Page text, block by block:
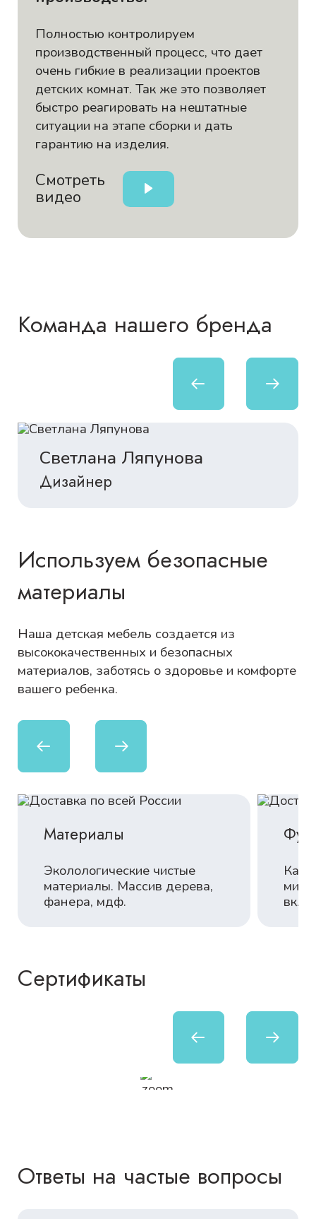
Полностью контролируем
производственный процесс, что дает
очень гибкие в реализации проектов
детских комнат. Так же это позволяет
быстро реагировать на нештатные
ситуации на этапе сборки и дать
гарантию на изделия.
Смотреть
видео
Команда нашего бренда
Светлана Ляпунова
Дизайнер
Используем безопасные
материалы
Наша детская мебель создается из
высококачественных и безопасных
материалов, заботясь о здоровье и комфорте
вашего ребенка.
Материалы
Эколологические чистые
материалы. Массив дерева,
фанера, мдф.
Сертификаты
Ответы на частые вопросы